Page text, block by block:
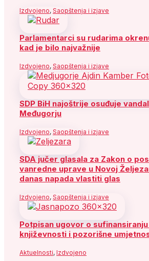
Izdvojeno, Saopštenja i izjave
Parlamentarci su rudarima
kad je bilo najvažnije
Izdvojeno, Saopštenja i izjave
SDP BiH najoštrije osuđuje
Međugorju
Izdvojeno, Saopštenja i izjave
SDA jučer glasala za Zakon o
vanredne uprave u Novoj
danas napada vlastiti glas
Izdvojeno, Saopštenja i izjave
Potpisan ugovor o
književnosti i pozorišne
Aktuelnosti, Izdvojeno